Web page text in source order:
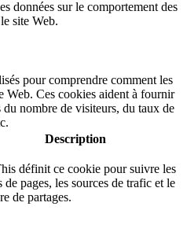
données sur le comportement des
site Web.
pour comprendre comment les
Web. Ces cookies aident à fournir
nombre de visiteurs, du taux de
Description
définit ce cookie pour suivre les
de pages, les sources de trafic et le
de partages.